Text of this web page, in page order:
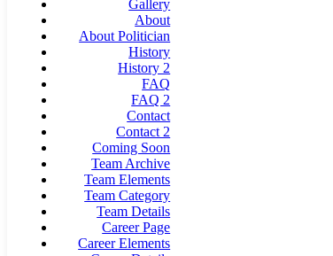
Gallery
About
About Politician
History
History 2
FAQ
FAQ 2
Contact
Contact 2
Coming Soon
Team Archive
Team Elements
Team Category
Team Details
Career Page
Career Elements